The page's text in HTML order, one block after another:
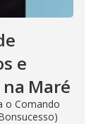
e
Maré
o Comando